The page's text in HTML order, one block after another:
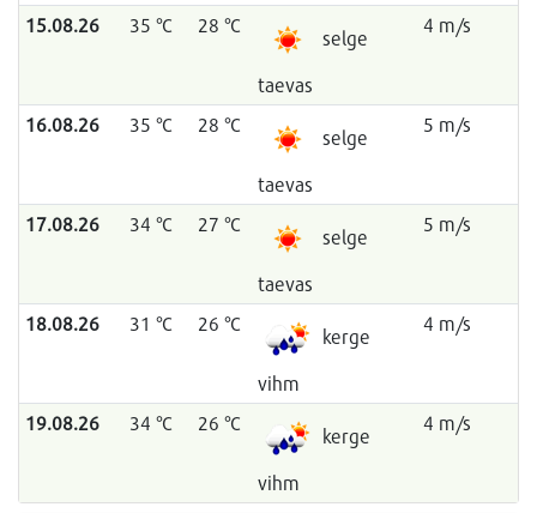
15.08.26 35 °C 28 °C
selge
taevas
4 m/s
16.08.26 35 °C 28 °C
selge
taevas
5 m/s
17.08.26 34 °C 27 °C
selge
taevas
5 m/s
18.08.26 31 °C 26 °C
kerge
vihm
4 m/s
19.08.26 34 °C 26 °C
kerge
vihm
4 m/s